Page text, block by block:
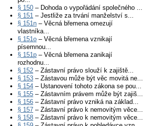
§ 150 – Dohoda o vypořádání společného ...
§ 151 – Jestliže za trvání manželství s...
§ 151n – Věcná břemena omezují
vlastníka...
§ 151o – Věcná břemena vznikají
písemnou...
§ 151p – Věcná břemena zanikají
rozhodnu...
§ 152 – Zástavní právo slouží k zajiště...
§ 153 – Zástavou může být věc movitá ne...
§ 154 – Ustanovení tohoto zákona se pou...
§ 155 – Zástavním právem může být zajiš...
§ 156 – Zástavní právo vzniká na základ...
§ 157 – Zástavní právo k nemovitým věce...
§ 158 – Zástavní právo k nemovitým věce...